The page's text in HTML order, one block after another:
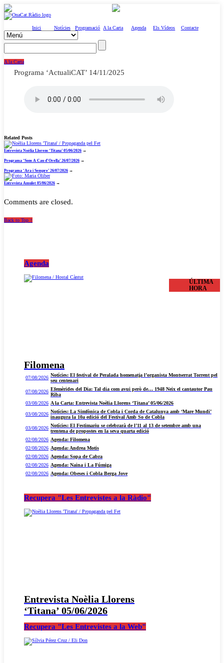
Inici Notícies Programació A la Carta Agenda Els Vídeos Contacte
A la Carta
Programa ‘ActualiCAT’ 14/11/2025
Related Posts
Entrevista Noèlia Llorens ‘Titana’ 05/06/2026 →
Programa ‘Sons A Cau d’Orella’ 26/07/2026 →
Programa ‘Ara i Sempre’ 26/07/2026 →
Entrevista Amulet 05/06/2026 →
Comments are closed.
Back to Top ↑
Agenda
Filomena
ÚLTIMA
HORA
07/08/2026 Notícies: El festival de Peralada homenatja l’organista Montserrat Torrent pel
seu centenari
07/08/2026 Efemèrides del Dia: Tal dia com avui però de… 1948 Neix el cantautor Pau
Riba
03/08/2026 A la Carta: Entrevista Noèlia Llorens ‘Titana’ 05/06/2026
03/08/2026 Notícies: La Simfònica de Cobla i Corda de Catalunya amb ‘Mare Mundi’
inaugura la 10a edició del Festival Amb So de Cobla
03/08/2026 Notícies: El Festimariu se celebrarà de l’11 al 13 de setembre amb una
trentena de propostes en la seva quarta edició
02/08/2026 Agenda: Filomena
02/08/2026 Agenda: Andrea Motis
02/08/2026 Agenda: Sopa de Cabra
02/08/2026 Agenda: Naina i La Fúmiga
02/08/2026 Agenda: Obeses i Cobla Berga Jove
Recupera "Les Entrevistes a la Ràdio"
Entrevista Noèlia Llorens
‘Titana’ 05/06/2026
Recupera "Les Entrevistes a la Web"